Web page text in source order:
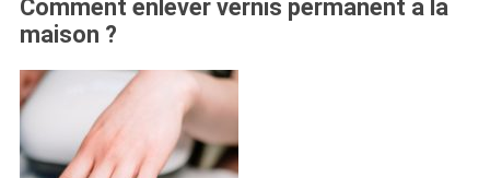
Comment enlever vernis permanent à la
maison ?